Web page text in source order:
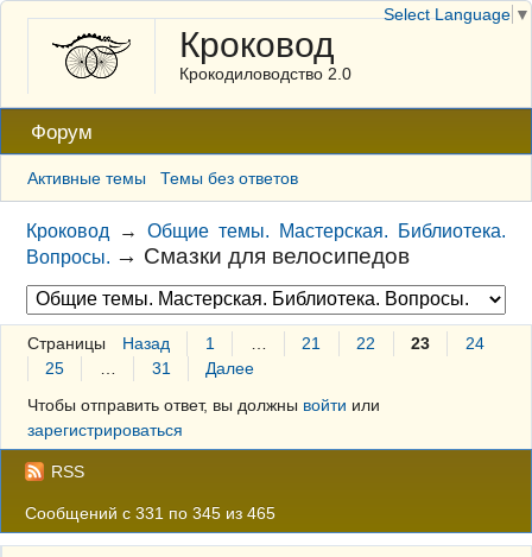
Кроковод
Крокодиловодство 2.0
Форум
Активные темы Темы без ответов
Кроковод →Общие темы. Мастерская. Библиотека.
Вопросы. → Смазки для велосипедов
Страницы Назад 1 21 22 23
24
25
31
Далее
Чтобы отправить ответ, вы должны войти или
зарегистрироваться
RSS
Сообщений с 331 по 345 из 465
Select Language ▼